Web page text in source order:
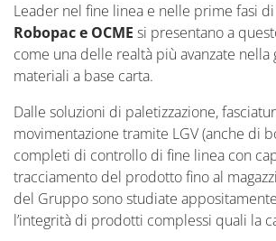
Leader nel fine linea e nelle prime fasi
Robopac e OCME si presentano a
come una delle realtà più avanzate nella
materiali a base carta.
Dalle soluzioni di paletizzazione,
movimentazione tramite LGV (anche di
completi di controllo di fine linea con
tracciamento del prodotto fino al
del Gruppo sono studiate
l’integrità di prodotti complessi quali la